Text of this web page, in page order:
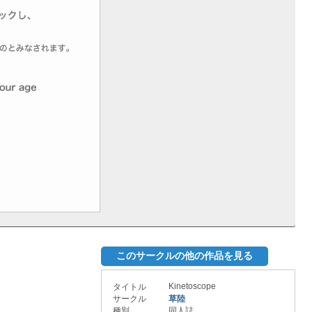
このサークルの他の作品を見る
タイトル
Kinetoscope
サークル
草陸